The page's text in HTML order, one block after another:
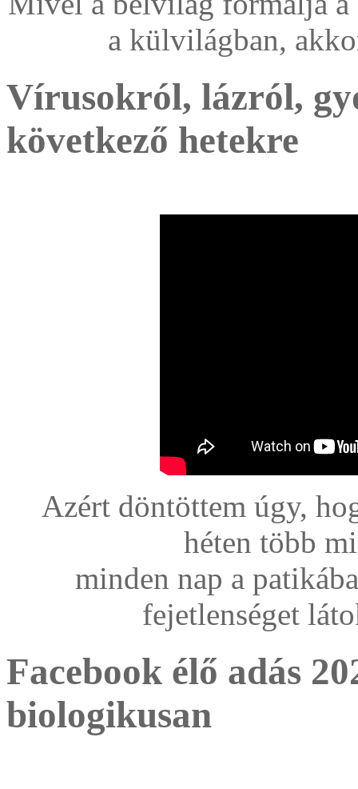
a külvilágban,
Vírusokról, lázról,
következő hetekre
Azért döntöttem úgy,
héten több
minden nap a
fejetlenséget
Facebook élő adás
biologikusan